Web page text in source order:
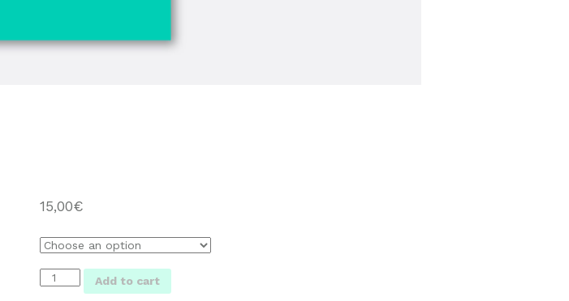
15,00€
Ça
déménage
Add to cart